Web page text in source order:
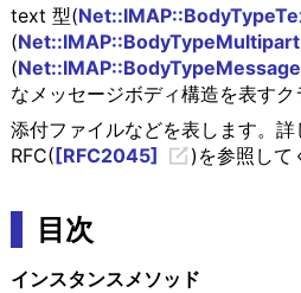
text 型(
(Net::IMAP::BodyTypeMultipart
(Net::IMAP::BodyTypeMessage
なメッセージボディ構造を表すク
添付ファイルなどを表します。
RFC( [RFC2045] )を参照して
目次
インスタンスメソッド